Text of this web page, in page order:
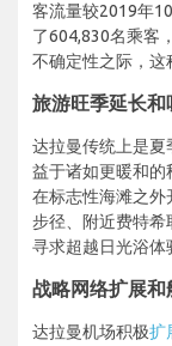
客流量较2019年
了604,830名乘客
不确定性之际，这
旅游旺季延长和
达拉曼传统上是
益于诸如更暖和的
在标志性海滩之外
步径、附近费特希
寻求超越日光浴体
战略网络扩展和
达拉曼机场积极扩